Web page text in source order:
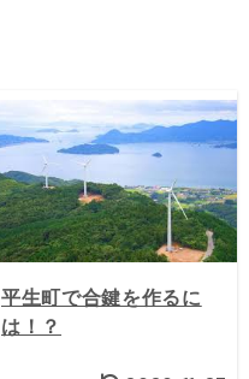
平生町で合鍵を作るに
は！？